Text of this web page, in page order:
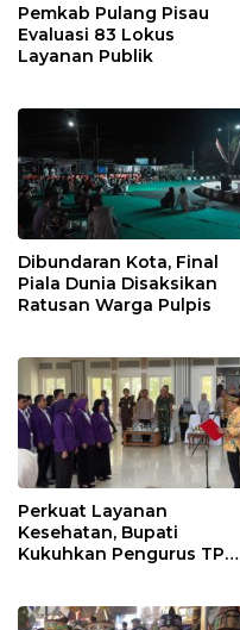
Pemkab Pulang Pisau
Evaluasi 83 Lokus
Layanan Publik
Dibundaran Kota, Final
Piala Dunia Disaksikan
Ratusan Warga Pulpis
Perkuat Layanan
Kesehatan, Bupati
Kukuhkan Pengurus TP